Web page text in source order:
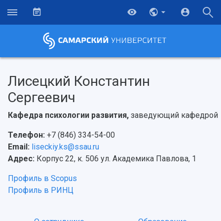
НАЗАД
Лисецкий Константин
Сергеевич
Кафедра психологии развития, заведующий кафедрой
Телефон: +7 (846) 334-54-00
Email: liseckiy.ks@ssau.ru
Адрес: Корпус 22, к. 506 ул. Академика Павлова, 1
Профиль в Scopus
Профиль в РИНЦ